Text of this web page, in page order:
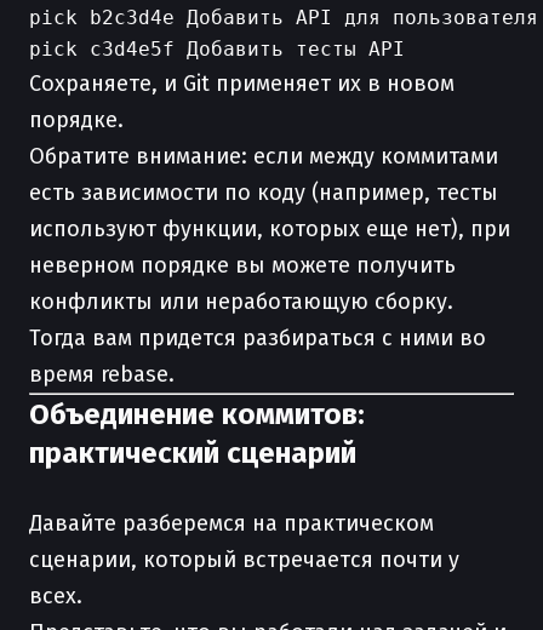
pick b2c3d4e Добавить API для пользователя
Сохраняете, и Git применяет их в новом
порядке.
Обратите внимание: если между коммитами
есть зависимости по коду (например, тесты
используют функции, которых еще нет), при
неверном порядке вы можете получить
конфликты или неработающую сборку.
Тогда вам придется разбираться с ними во
время rebase.
Объединение коммитов:
практический сценарий
Давайте разберемся на практическом
сценарии, который встречается почти у
всех.